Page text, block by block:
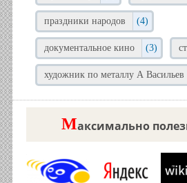
праздники народов (4)
документальное кино (3)
художник по металлу А Васильев
Максимально